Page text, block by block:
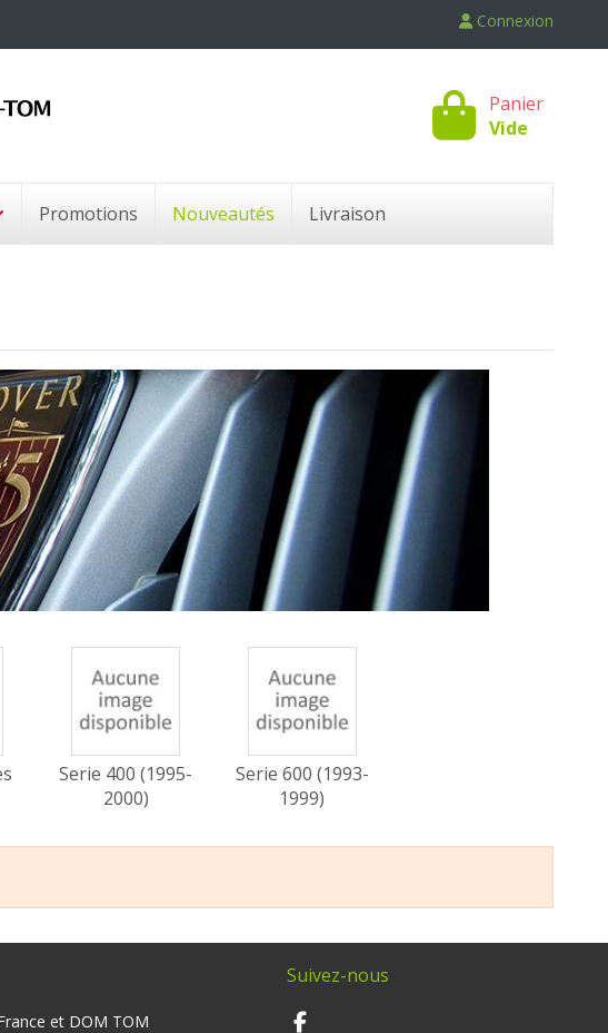
Connexion
Panier
Vide
Promotions Nouveautés Livraison
Serie 400 (1995-
2000)
Serie 600 (1993-
1999)
et DOM TOM
Suivez-nous